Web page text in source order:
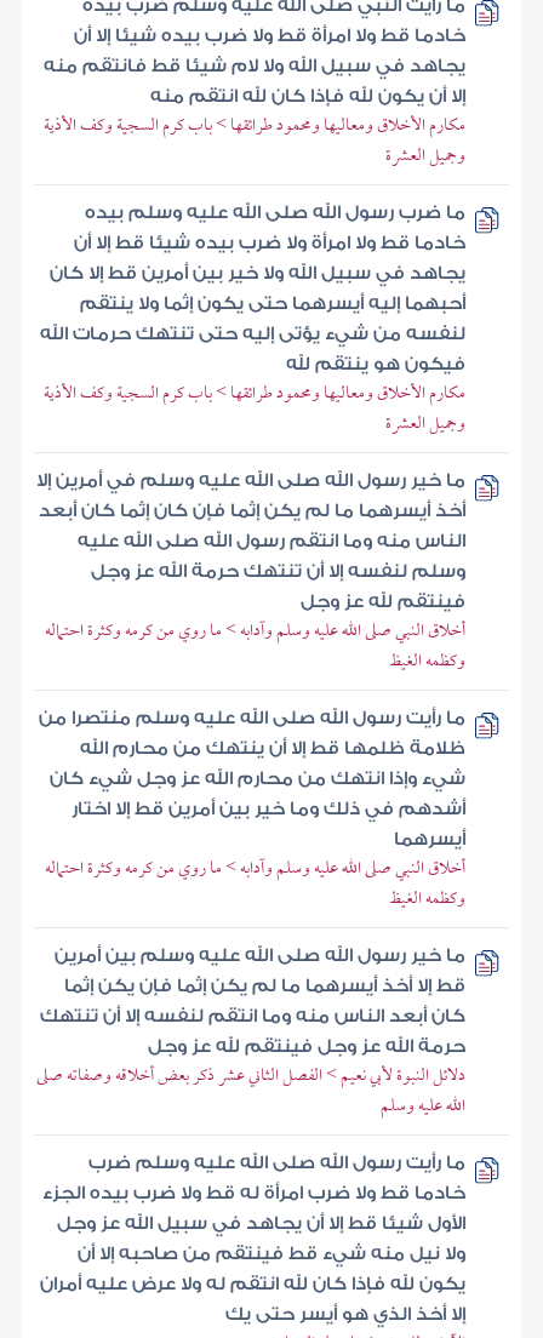
ما رأيت النبي صلى الله عليه وسلم ضرب بيده
خادما قط ولا امرأة قط ولا ضرب بيده شيئا إلا أن
يجاهد في سبيل الله ولا لام شيئا قط فانتقم منه
إلا أن يكون لله فإذا كان لله انتقم منه
مكارم الأخلاق ومعاليها ومحمود طرائقها > باب كرم السجية وكف الأذية
وجميل العشرة
ما ضرب رسول الله صلى الله عليه وسلم بيده
خادما قط ولا امرأة ولا ضرب بيده شيئا قط إلا أن
يجاهد في سبيل الله ولا خير بين أمرين قط إلا كان
أحبهما إليه أيسرهما حتى يكون إثما ولا ينتقم
لنفسه من شيء يؤتى إليه حتى تنتهك حرمات الله
فيكون هو ينتقم لله
مكارم الأخلاق ومعاليها ومحمود طرائقها > باب كرم السجية وكف الأذية
وجميل العشرة
ما خير رسول الله صلى الله عليه وسلم في أمرين إلا
أخذ أيسرهما ما لم يكن إثما فإن كان إثما كان أبعد
الناس منه وما انتقم رسول الله صلى الله عليه
وسلم لنفسه إلا أن تنتهك حرمة الله عز وجل
فينتقم لله عز وجل
أخلاق النبي صلى الله عليه وسلم وآدابه > ما روي من كرمه وكثرة احتماله
وكظمه الغيظ
ما رأيت رسول الله صلى الله عليه وسلم منتصرا من
ظلامة ظلمها قط إلا أن ينتهك من محارم الله
شيء وإذا انتهك من محارم الله عز وجل شيء كان
أشدهم في ذلك وما خير بين أمرين قط إلا اختار
أيسرهما
أخلاق النبي صلى الله عليه وسلم وآدابه > ما روي من كرمه وكثرة احتماله
وكظمه الغيظ
ما خير رسول الله صلى الله عليه وسلم بين أمرين
قط إلا أخذ أيسرهما ما لم يكن إثما فإن يكن إثما
كان أبعد الناس منه وما انتقم لنفسه إلا أن تنتهك
حرمة الله عز وجل فينتقم لله عز وجل
دلائل النبوة لأبي نعيم > الفصل الثاني عشر ذكر بعض أخلاقه وصفاته صلى
الله عليه وسلم
ما رأيت رسول الله صلى الله عليه وسلم ضرب
خادما قط ولا ضرب امرأة له قط ولا ضرب بيده الجزء
الأول شيئا قط إلا أن يجاهد في سبيل الله عز وجل
ولا نيل منه شيء قط فينتقم من صاحبه إلا أن
يكون لله فإذا كان لله انتقم له ولا عرض عليه أمران
إلا أخذ الذي هو أيسر حتى يك